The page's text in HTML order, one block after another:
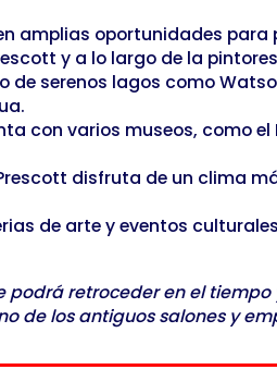
amplias oportunidades
y a lo largo de la
serenos lagos como
con varios museos, como
disfruta de un clima
de arte y eventos
podrá retroceder en el
de los antiguos salones y